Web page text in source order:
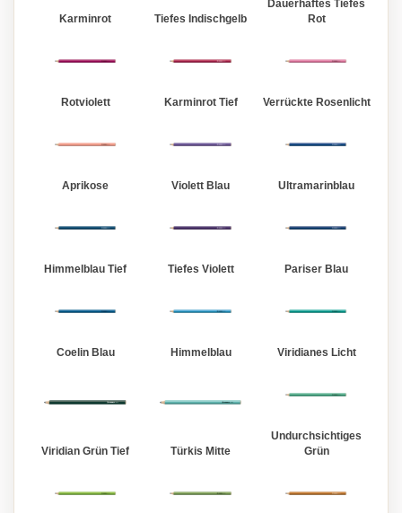
Karminrot Tiefes Indischgelb
Dauerhaftes Tiefes
Rot
Rotviolett Karminrot Tief Verrückte Rosenlicht
Aprikose Violett Blau Ultramarinblau
Himmelblau Tief Tiefes Violett Pariser Blau
Coelin Blau Himmelblau Viridianes Licht
Viridian Grün Tief Türkis Mitte
Undurchsichtiges
Grün